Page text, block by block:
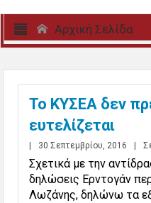
Αρχική Σελίδα
Το ΚΥΣΕΑ δεν
ευτελίζεται
30 Σεπτεμβρίου, 2016
Σχετικά με την
δηλώσεις Ερντογάν
Λωζάνης, δηλώνω τα